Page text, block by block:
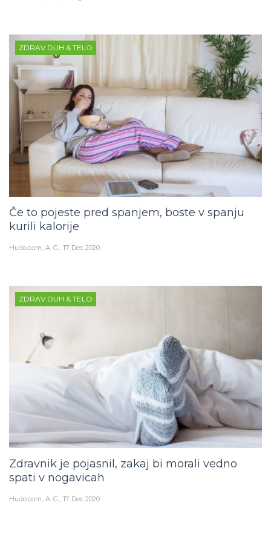
ZDRAV DUH & TELO
Če to pojeste pred spanjem, boste v spanju
kurili kalorije
Hudo.com A. G. 17. Dec 2020
ZDRAV DUH & TELO
Zdravnik je pojasnil, zakaj bi morali vedno
spati v nogavicah
Hudo.com A. G. 17. Dec 2020